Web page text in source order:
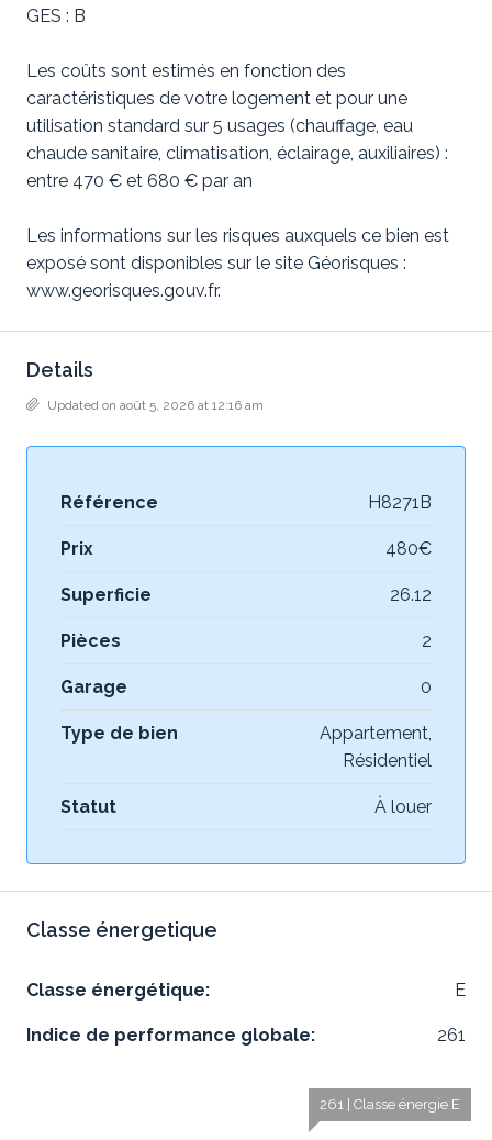
GES : B
Les coûts sont estimés en fonction des
caractéristiques de votre logement et pour une
utilisation standard sur 5 usages (chauffage, eau
chaude sanitaire, climatisation, éclairage, auxiliaires) :
entre 470 € et 680 € par an
Les informations sur les risques auxquels ce bien est
exposé sont disponibles sur le site Géorisques :
www.georisques.gouv.fr.
Details
Updated on août 5, 2026 at 12:16 am
Référence H8271B
Prix 480€
Superficie 26.12
Pièces 2
Garage 0
Type de bien
Appartement,
Résidentiel
Statut À louer
Classe énergetique
Classe énergétique: E
Indice de performance globale: 261
261 | Classe énergie E